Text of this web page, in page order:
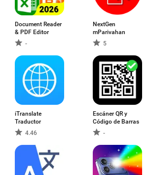
Document Reader
& PDF Editor
-
NextGen
mParivahan
5
iTranslate
Traductor
4.46
Escáner QR y
Código de Barras
-